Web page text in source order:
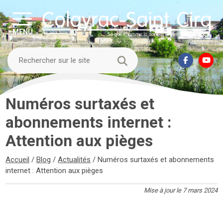
MENU
Numéros surtaxés et
abonnements internet :
Attention aux pièges
Accueil /Blog /Actualités /Numéros surtaxés et abonnements
internet : Attention aux pièges
Mise à jour le 7 mars 2024